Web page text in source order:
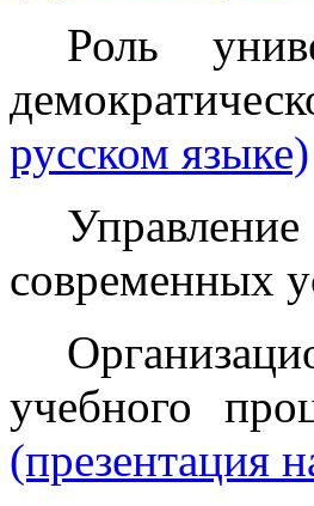
Роль
русском языке)
современных
учебного
(презентация